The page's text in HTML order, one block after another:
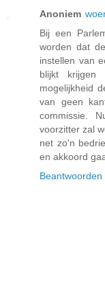
Anoniem
Bij een
worden dat
instellen van
blijkt krijgen
mogelijkheid
van geen
commissie.
voorzitter zal
net zo'n
en akkoord
Beantwoorden